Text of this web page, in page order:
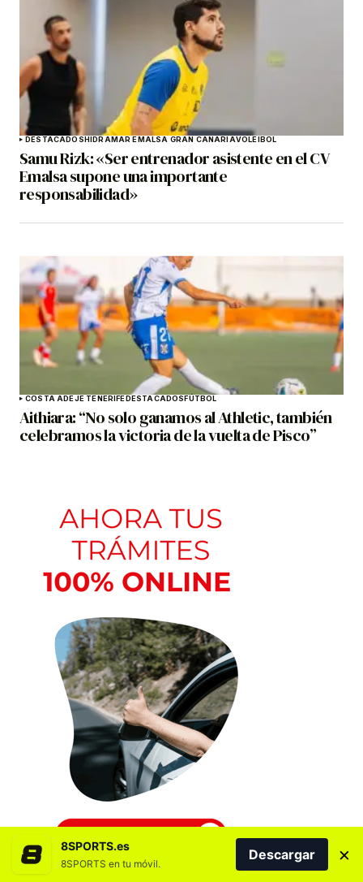
DESTACADOSHIDRAMAR EMALSA GRAN CANARIAVOLEIBOL
Samu Rizk: «Ser entrenador asistente en el CV
Emalsa supone una importante
responsabilidad»
COSTA ADEJE TENERIFEDESTACADOSFÚTBOL
Aithiara: “No solo ganamos al Athletic, también
celebramos la victoria de la vuelta de Pisco”
8SPORTS.es
8SPORTS en tu móvil.
Descargar ×